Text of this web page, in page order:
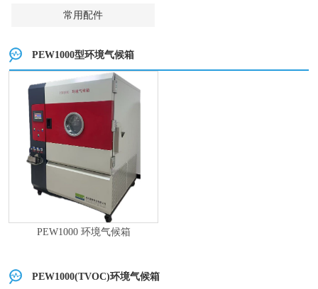
常用配件
PEW1000型环境气候箱
PEW1000 环境气候箱
PEW1000(TVOC)环境气候箱